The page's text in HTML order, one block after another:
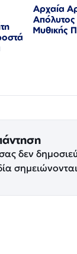
Αρχαία
Μυθικής
δεν